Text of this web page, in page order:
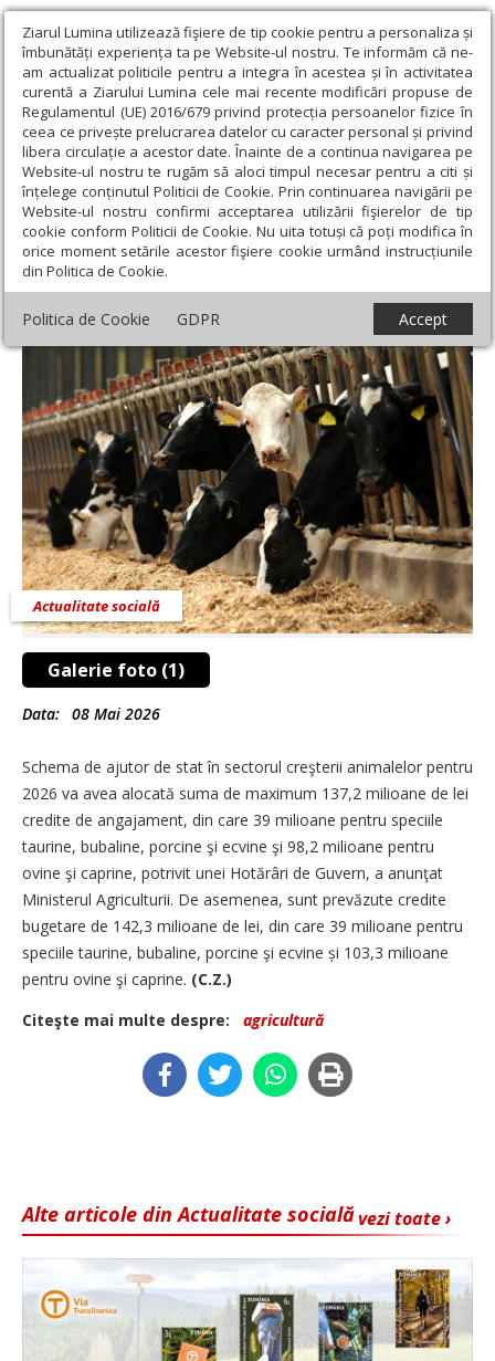
Ziarul Lumina utilizează fişiere de tip cookie pentru a personaliza și
îmbunătăți experiența ta pe Website-ul nostru. Te informăm că ne-
am actualizat politicile pentru a integra în acestea și în activitatea
curentă a Ziarului Lumina cele mai recente modificări propuse de
Regulamentul (UE) 2016/679 privind protecția persoanelor fizice în
ceea ce privește prelucrarea datelor cu caracter personal și privind
libera circulație a acestor date. Înainte de a continua navigarea pe
Website-ul nostru te rugăm să aloci timpul necesar pentru a citi și
înțelege conținutul Politicii de Cookie. Prin continuarea navigării pe
Website-ul nostru confirmi acceptarea utilizării fişierelor de tip
cookie conform Politicii de Cookie. Nu uita totuși că poți modifica în
orice moment setările acestor fişiere cookie urmând instrucțiunile
din Politica de Cookie.
Politica de Cookie GDPR Accept
Ziarul Lumina › Societate › Actualitate socială › Sprijin pentru
sectorul zootehnic
Sprijin pentru sectorul zootehnic
Galerie foto (1)
Actualitate socială
Data: 08 Mai 2026
Schema de ajutor de stat în sectorul creşterii animalelor pentru
2026 va avea alocată suma de maximum 137,2 milioane de lei
credite de angajament, din care 39 milioane pentru speciile
taurine, bubaline, porcine şi ecvine şi 98,2 milioane pentru
ovine şi caprine, potrivit unei Hotărâri de Guvern, a anunţat
Ministerul Agriculturii. De asemenea, sunt prevăzute credite
bugetare de 142,3 milioane de lei, din care 39 milioane pentru
speciile taurine, bubaline, porcine şi ecvine și 103,3 milioane
pentru ovine şi caprine. (C.Z.)
Citeşte mai multe despre:
agricultură
vezi toate ›
Alte articole din Actualitate socială